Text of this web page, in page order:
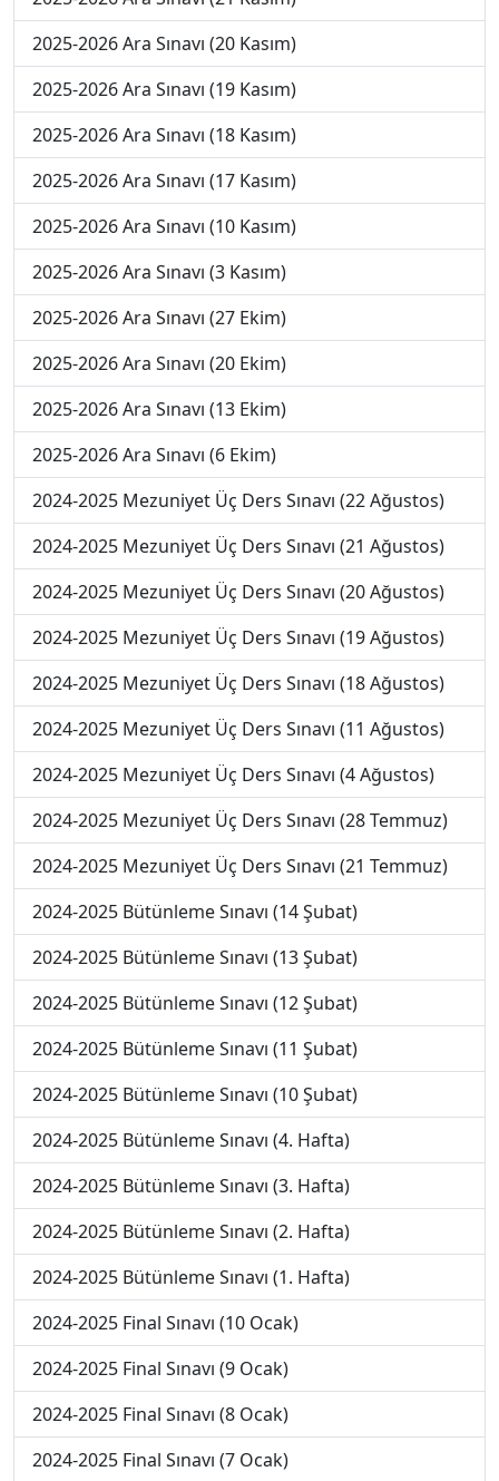
2025-2026 Ara Sınavı (20 Kasım)
2025-2026 Ara Sınavı (19 Kasım)
2025-2026 Ara Sınavı (18 Kasım)
2025-2026 Ara Sınavı (17 Kasım)
2025-2026 Ara Sınavı (10 Kasım)
2025-2026 Ara Sınavı (3 Kasım)
2025-2026 Ara Sınavı (27 Ekim)
2025-2026 Ara Sınavı (20 Ekim)
2025-2026 Ara Sınavı (13 Ekim)
2025-2026 Ara Sınavı (6 Ekim)
2024-2025 Mezuniyet Üç Ders Sınavı (22 Ağustos)
2024-2025 Mezuniyet Üç Ders Sınavı (21 Ağustos)
2024-2025 Mezuniyet Üç Ders Sınavı (20 Ağustos)
2024-2025 Mezuniyet Üç Ders Sınavı (19 Ağustos)
2024-2025 Mezuniyet Üç Ders Sınavı (18 Ağustos)
2024-2025 Mezuniyet Üç Ders Sınavı (11 Ağustos)
2024-2025 Mezuniyet Üç Ders Sınavı (4 Ağustos)
2024-2025 Mezuniyet Üç Ders Sınavı (28 Temmuz)
2024-2025 Mezuniyet Üç Ders Sınavı (21 Temmuz)
2024-2025 Bütünleme Sınavı (14 Şubat)
2024-2025 Bütünleme Sınavı (13 Şubat)
2024-2025 Bütünleme Sınavı (12 Şubat)
2024-2025 Bütünleme Sınavı (11 Şubat)
2024-2025 Bütünleme Sınavı (10 Şubat)
2024-2025 Bütünleme Sınavı (4. Hafta)
2024-2025 Bütünleme Sınavı (3. Hafta)
2024-2025 Bütünleme Sınavı (2. Hafta)
2024-2025 Bütünleme Sınavı (1. Hafta)
2024-2025 Final Sınavı (10 Ocak)
2024-2025 Final Sınavı (9 Ocak)
2024-2025 Final Sınavı (8 Ocak)
2024-2025 Final Sınavı (7 Ocak)